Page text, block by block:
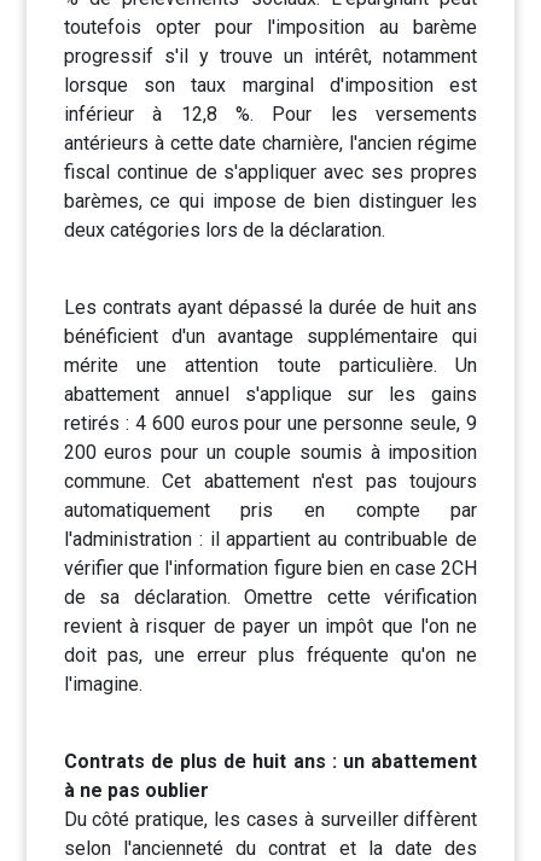
toutefois opter pour l'imposition au barème
progressif s'il y trouve un intérêt, notamment
lorsque son taux marginal d'imposition est
inférieur à 12,8 %. Pour les versements
antérieurs à cette date charnière, l'ancien régime
fiscal continue de s'appliquer avec ses propres
barèmes, ce qui impose de bien distinguer les
deux catégories lors de la déclaration.
Les contrats ayant dépassé la durée de huit ans
bénéficient d'un avantage supplémentaire qui
mérite une attention toute particulière. Un
abattement annuel s'applique sur les gains
retirés : 4 600 euros pour une personne seule, 9
200 euros pour un couple soumis à imposition
commune. Cet abattement n'est pas toujours
automatiquement pris en compte par
l'administration : il appartient au contribuable de
vérifier que l'information figure bien en case 2CH
de sa déclaration. Omettre cette vérification
revient à risquer de payer un impôt que l'on ne
doit pas, une erreur plus fréquente qu'on ne
l'imagine.
Contrats de plus de huit ans : un abattement
à ne pas oublier
Du côté pratique, les cases à surveiller diffèrent
selon l'ancienneté du contrat et la date des